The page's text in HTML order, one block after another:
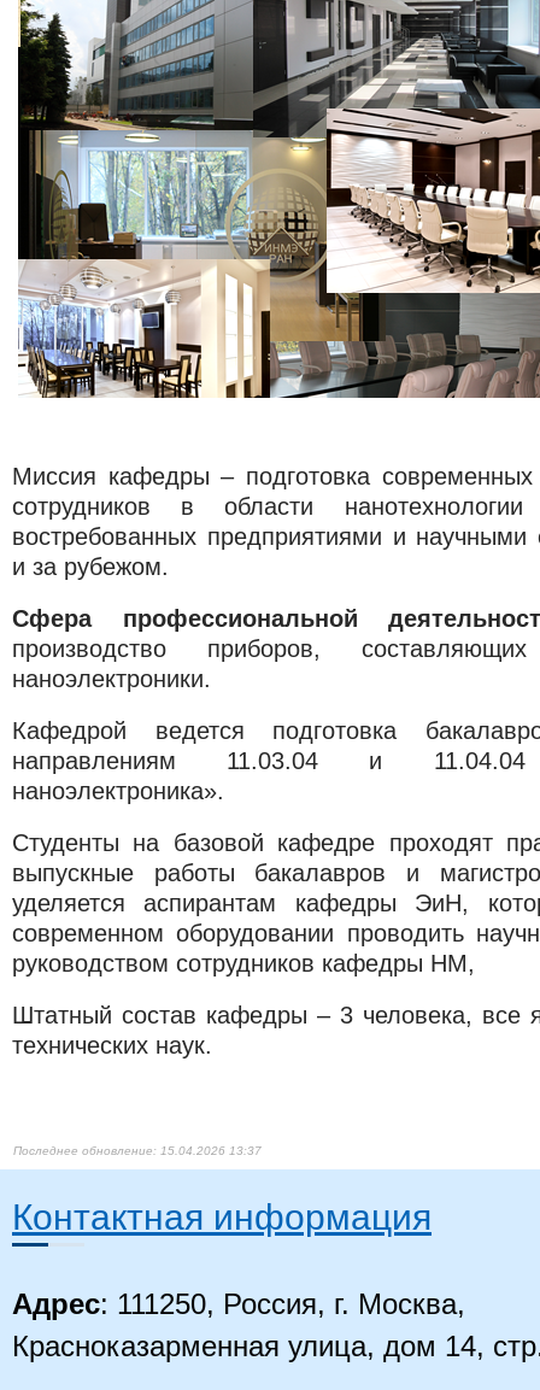
Миссия кафедры – подготовка
сотрудников в области
востребованных предприятиями и научными
и за рубежом.
Сфера профессиональной
производство приборов,
наноэлектроники.
Кафедрой ведется подготовка
направлениям 11.03.04 и
наноэлектроника».
Студенты на базовой кафедре проходят
выпускные работы бакалавров и
уделяется аспирантам кафедры ЭиН,
современном оборудовании проводить
руководством сотрудников кафедры НМ,
Штатный состав кафедры – 3 человека, все
технических наук.
15.04.2026 13:37
Контактная информация
Адрес: 111250, Россия, г. Москва,
Красноказарменная улица, дом 14,